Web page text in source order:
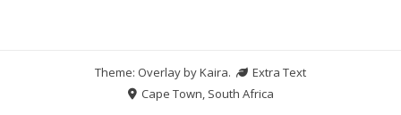
Theme: Overlay byKaira.
Extra Text
Cape Town, South Africa